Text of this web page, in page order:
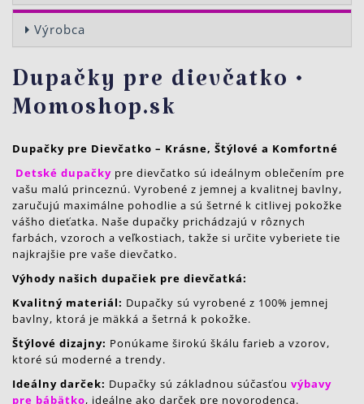
Výrobca
Dupačky pre dievčatko •
Momoshop.sk
Dupačky pre Dievčatko – Krásne, Štýlové a Komfortné
Detské dupačky pre dievčatko sú ideálnym oblečením pre
vašu malú princeznú. Vyrobené z jemnej a kvalitnej bavlny,
zaručujú maximálne pohodlie a sú šetrné k citlivej pokožke
vášho dieťatka. Naše dupačky prichádzajú v rôznych
farbách, vzoroch a veľkostiach, takže si určite vyberiete tie
najkrajšie pre vaše dievčatko.
Výhody našich dupačiek pre dievčatká:
Kvalitný materiál: Dupačky sú vyrobené z 100% jemnej
bavlny, ktorá je mäkká a šetrná k pokožke.
Štýlové dizajny: Ponúkame širokú škálu farieb a vzorov,
ktoré sú moderné a trendy.
Ideálny darček: Dupačky sú základnou súčasťou výbavy
pre bábätko, ideálne ako darček pre novorodenca.